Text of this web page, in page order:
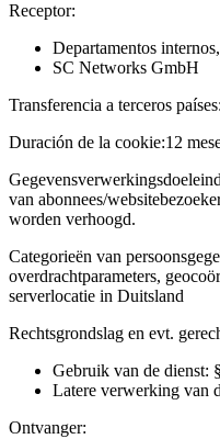
Receptor:
Departamentos
SC Networks GmbH
Transferencia a terceros países:
Duración de la cookie:12
van abonnees/
worden verhoogd.
Categorieën van
overdrachtparameters,
serverlocatie in Duitsland
Rechtsgrondslag en evt.
Gebruik van de dienst:
Latere verwerking van
Ontvanger: